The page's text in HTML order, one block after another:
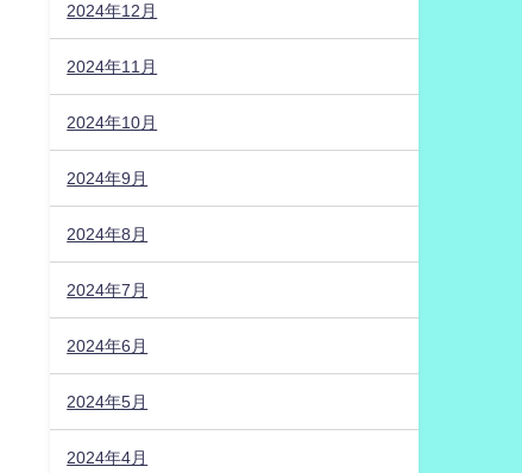
2024年12月
2024年11月
2024年10月
2024年9月
2024年8月
2024年7月
2024年6月
2024年5月
2024年4月